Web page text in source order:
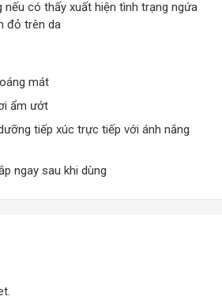
nếu có thấy xuất hiện tình trạng ngứa
đỏ trên da
mát
ẩm ướt
tiếp xúc trực tiếp với ánh nắng
ngay sau khi dùng